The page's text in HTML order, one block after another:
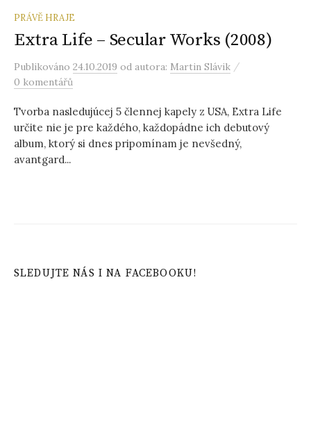
PRÁVĚ HRAJE
Extra Life – Secular Works (2008)
Publikováno 24.10.2019 od autora: Martin Slávik /
0 komentářů
Tvorba nasledujúcej 5 člennej kapely z USA, Extra Life
určite nie je pre každého, každopádne ich debutový
album, ktorý si dnes pripomínam je nevšedný,
avantgard...
SLEDUJTE NÁS I NA FACEBOOKU!